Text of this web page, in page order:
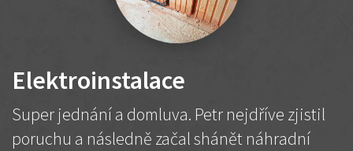
Elektroinstalace
Super jednání a domluva. Petr nejdříve zjistil
poruchu a následně začal shánět náhradní